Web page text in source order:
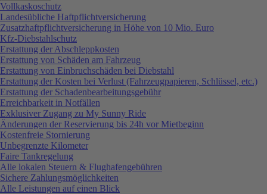
Vollkaskoschutz
Landesübliche Haftpflichtversicherung
Zusatzhaftpflichtversicherung in Höhe von 10 Mio. Euro
Kfz-Diebstahlschutz
Erstattung der Abschleppkosten
Erstattung von Schäden am Fahrzeug
Erstattung von Einbruchschäden bei Diebstahl
Erstattung der Kosten bei Verlust (Fahrzeugpapieren, Schlüssel, etc.)
Erstattung der Schadenbearbeitungsgebühr
Erreichbarkeit in Notfällen
Exklusiver Zugang zu My Sunny Ride
Änderungen der Reservierung bis 24h vor Mietbeginn
Kostenfreie Stornierung
Unbegrenzte Kilometer
Faire Tankregelung
Alle lokalen Steuern & Flughafengebühren
Sichere Zahlungsmöglichkeiten
Alle Leistungen auf einen Blick